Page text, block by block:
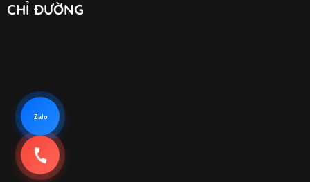
CHỈ ĐƯỜNG
Zalo